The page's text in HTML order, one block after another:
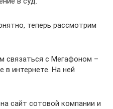
теперь рассмотрим
связаться с Мегафоном –
в интернете. На ней
сайт сотовой компании и